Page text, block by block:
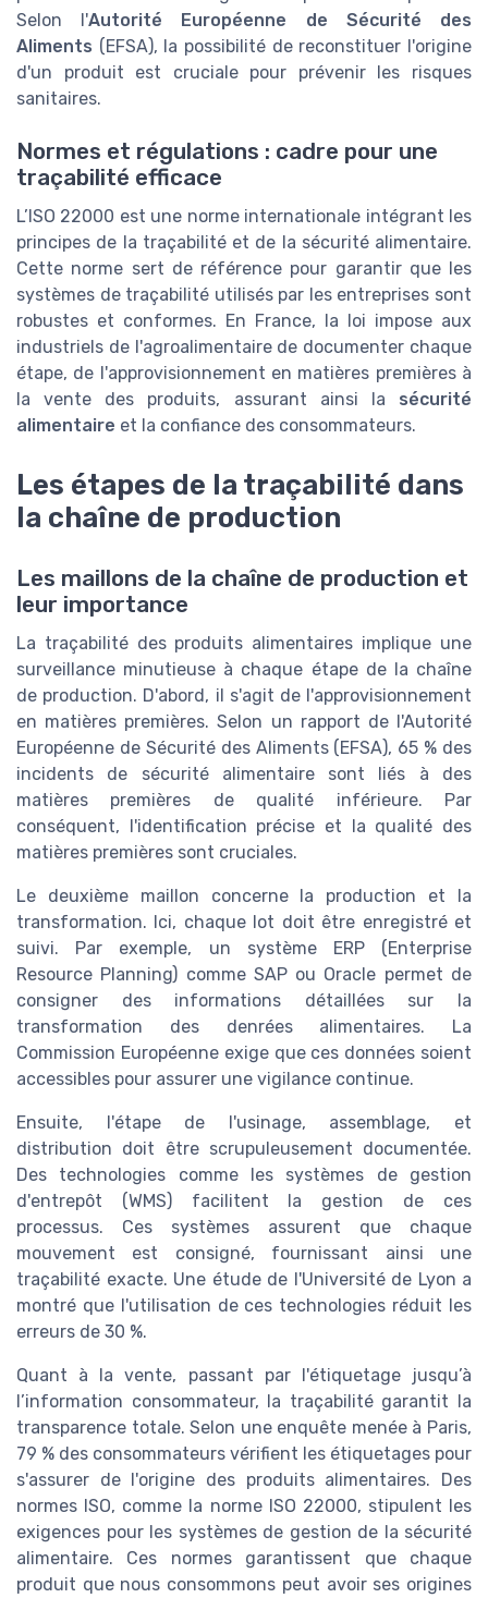
Selon l'Autorité Européenne de Sécurité des
Aliments (EFSA), la possibilité de reconstituer l'origine
d'un produit est cruciale pour prévenir les risques
sanitaires.
Normes et régulations : cadre pour une
traçabilité efficace
L’ISO 22000 est une norme internationale intégrant les
principes de la traçabilité et de la sécurité alimentaire.
Cette norme sert de référence pour garantir que les
systèmes de traçabilité utilisés par les entreprises sont
robustes et conformes. En France, la loi impose aux
industriels de l'agroalimentaire de documenter chaque
étape, de l'approvisionnement en matières premières à
la vente des produits, assurant ainsi la sécurité
alimentaire et la confiance des consommateurs.
Les étapes de la traçabilité dans
la chaîne de production
Les maillons de la chaîne de production et
leur importance
La traçabilité des produits alimentaires implique une
surveillance minutieuse à chaque étape de la chaîne
de production. D'abord, il s'agit de l'approvisionnement
en matières premières. Selon un rapport de l'Autorité
Européenne de Sécurité des Aliments (EFSA), 65 % des
incidents de sécurité alimentaire sont liés à des
matières premières de qualité inférieure. Par
conséquent, l'identification précise et la qualité des
matières premières sont cruciales.
Le deuxième maillon concerne la production et la
transformation. Ici, chaque lot doit être enregistré et
suivi. Par exemple, un système ERP (Enterprise
Resource Planning) comme SAP ou Oracle permet de
consigner des informations détaillées sur la
transformation des denrées alimentaires. La
Commission Européenne exige que ces données soient
accessibles pour assurer une vigilance continue.
Ensuite, l'étape de l'usinage, assemblage, et
distribution doit être scrupuleusement documentée.
Des technologies comme les systèmes de gestion
d'entrepôt (WMS) facilitent la gestion de ces
processus. Ces systèmes assurent que chaque
mouvement est consigné, fournissant ainsi une
traçabilité exacte. Une étude de l'Université de Lyon a
montré que l'utilisation de ces technologies réduit les
erreurs de 30 %.
Quant à la vente, passant par l'étiquetage jusqu’à
l’information consommateur, la traçabilité garantit la
transparence totale. Selon une enquête menée à Paris,
79 % des consommateurs vérifient les étiquetages pour
s'assurer de l'origine des produits alimentaires. Des
normes ISO, comme la norme ISO 22000, stipulent les
exigences pour les systèmes de gestion de la sécurité
alimentaire. Ces normes garantissent que chaque
produit que nous consommons peut avoir ses origines